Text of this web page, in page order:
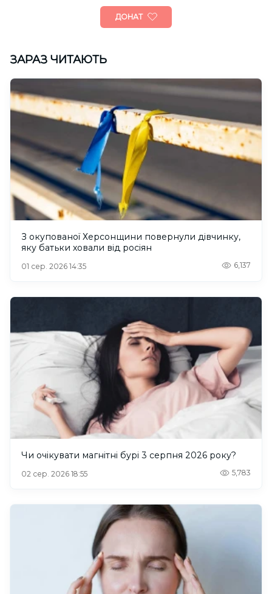
ДОНАТ
ЗАРАЗ ЧИТАЮТЬ
З окупованої Херсонщини повернули дівчинку,
яку батьки ховали від росіян
01 сер. 2026 14:35 6,137
Чи очікувати магнітні бурі 3 серпня 2026 року?
02 сер. 2026 18:55 5,783